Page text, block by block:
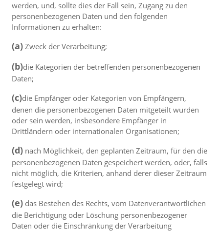
werden, und, sollte dies der Fall sein, Zugang zu den
personenbezogenen Daten und den folgenden
Informationen zu erhalten:
(a) Zweck der Verarbeitung;
(b)die Kategorien der betreffenden personenbezogenen
Daten;
(c)die Empfänger oder Kategorien von Empfängern,
denen die personenbezogenen Daten mitgeteilt wurden
oder sein werden, insbesondere Empfänger in
Drittländern oder internationalen Organisationen;
(d) nach Möglichkeit, den geplanten Zeitraum, für den die
personenbezogenen Daten gespeichert werden, oder, falls
nicht möglich, die Kriterien, anhand derer dieser Zeitraum
festgelegt wird;
(e) das Bestehen des Rechts, vom Datenverantwortlichen
die Berichtigung oder Löschung personenbezogener
Daten oder die Einschränkung der Verarbeitung